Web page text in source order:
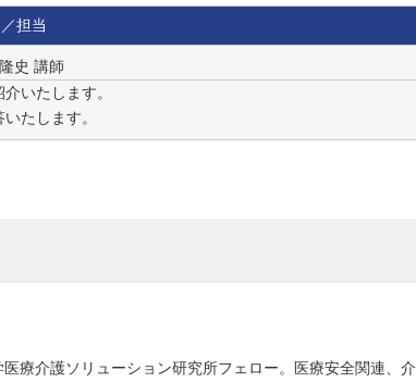
担当
史 講師
いたします。
たします。
療介護ソリューション研究所フェロー。医療安全関連、介